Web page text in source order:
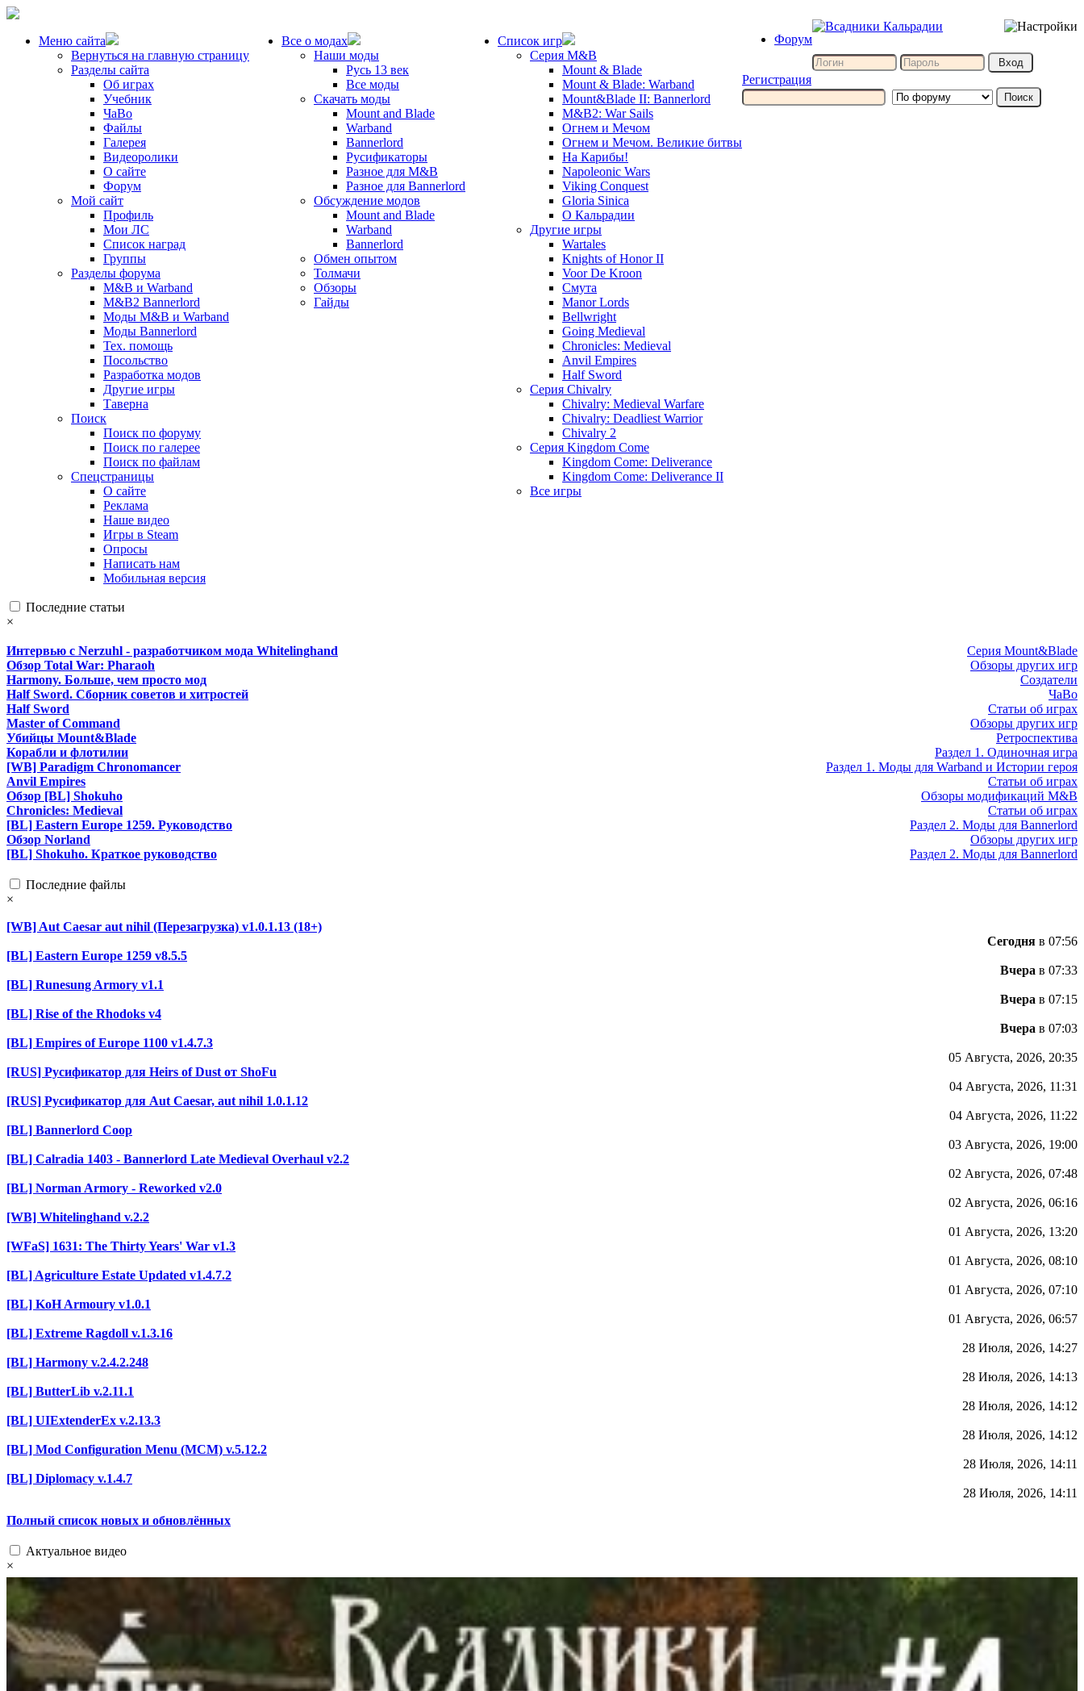
Меню сайта
Вернуться на главную страницу
Разделы сайта
Об играх
Учебник
ЧаВо
Файлы
Галерея
Видеоролики
О сайте
Форум
Мой сайт
Профиль
Мои ЛС
Список наград
Группы
Разделы форума
M&B и Warband
M&B2 Bannerlord
Моды M&B и Warband
Моды Bannerlord
Тех. помощь
Посольство
Разработка модов
Другие игры
Таверна
Поиск
Поиск по форуму
Поиск по галерее
Поиск по файлам
Спецстраницы
О сайте
Реклама
Наше видео
Игры в Steam
Опросы
Написать нам
Мобильная версия
Все о модах
Наши моды
Русь 13 век
Все моды
Скачать моды
Mount and Blade
Warband
Bannerlord
Русификаторы
Разное для M&B
Разное для Bannerlord
Обсуждение модов
Mount and Blade
Warband
Bannerlord
Обмен опытом
Толмачи
Обзоры
Гайды
Список игр
Серия M&B
Mount & Blade
Mount & Blade: Warband
Mount&Blade II: Bannerlord
M&B2: War Sails
Огнем и Мечом
Огнем и Мечом. Великие битвы
На Карибы!
Napoleonic Wars
Viking Conquest
Gloria Sinica
О Кальрадии
Другие игры
Wartales
Knights of Honor II
Voor De Kroon
Смута
Manor Lords
Bellwright
Going Medieval
Chronicles: Medieval
Anvil Empires
Half Sword
Серия Chivalry
Chivalry: Medieval Warfare
Chivalry: Deadliest Warrior
Chivalry 2
Серия Kingdom Come
Kingdom Come: Deliverance
Kingdom Come: Deliverance II
Все игры
Форум
Регистрация
Последние статьи
×
Серия Mount&Blade
Интервью с Nerzuhl - разработчиком мода Whitelinghand
Обзоры других игр
Обзор Total War: Pharaoh
Создатели
Harmony. Больше, чем просто мод
ЧаВо
Half Sword. Сборник советов и хитростей
Статьи об играх
Half Sword
Обзоры других игр
Master of Command
Ретроспектива
Убийцы Mount&Blade
Раздел 1. Одиночная игра
Корабли и флотилии
Раздел 1. Моды для Warband и Истории героя
[WB] Paradigm Chronomancer
Статьи об играх
Anvil Empires
Обзоры модификаций M&B
Обзор [BL] Shokuho
Статьи об играх
Chronicles: Medieval
Раздел 2. Моды для Bannerlord
[BL] Eastern Europe 1259. Руководство
Обзоры других игр
Обзор Norland
Раздел 2. Моды для Bannerlord
[BL] Shokuho. Краткое руководство
Последние файлы
×
[WB] Aut Caesar aut nihil (Перезагрузка) v1.0.1.13 (18+)
Сегодня в 07:56
[BL] Eastern Europe 1259 v8.5.5
Вчера в 07:33
[BL] Runesung Armory v1.1
Вчера в 07:15
[BL] Rise of the Rhodoks v4
Вчера в 07:03
[BL] Empires of Europe 1100 v1.4.7.3
05 Августа, 2026, 20:35
[RUS] Русификатор для Heirs of Dust от ShoFu
04 Августа, 2026, 11:31
[RUS] Русификатор для Aut Caesar, aut nihil 1.0.1.12
04 Августа, 2026, 11:22
[BL] Bannerlord Coop
03 Августа, 2026, 19:00
[BL] Calradia 1403 - Bannerlord Late Medieval Overhaul v2.2
02 Августа, 2026, 07:48
[BL] Norman Armory - Reworked v2.0
02 Августа, 2026, 06:16
[WB] Whitelinghand v.2.2
01 Августа, 2026, 13:20
[WFaS] 1631: The Thirty Years' War v1.3
01 Августа, 2026, 08:10
[BL] Agriculture Estate Updated v1.4.7.2
01 Августа, 2026, 07:10
[BL] KoH Armoury v1.0.1
01 Августа, 2026, 06:57
[BL] Extreme Ragdoll v.1.3.16
28 Июля, 2026, 14:27
[BL] Harmony v.2.4.2.248
28 Июля, 2026, 14:13
[BL] ButterLib v.2.11.1
28 Июля, 2026, 14:12
[BL] UIExtenderEx v.2.13.3
28 Июля, 2026, 14:12
[BL] Mod Configuration Menu (MCM) v.5.12.2
28 Июля, 2026, 14:11
[BL] Diplomacy v.1.4.7
28 Июля, 2026, 14:11
Полный список новых и обновлённых
Актуальное видео
×